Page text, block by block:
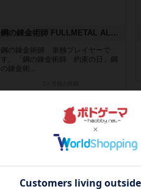
鋼の錬金術師 FULLMETAL ALCHEMIST ボードゲーム ～約束の日～
鋼の錬金術師 単独プレイヤーで
す。「鋼の錬金術師 約束の日」鋼
の錬金術...